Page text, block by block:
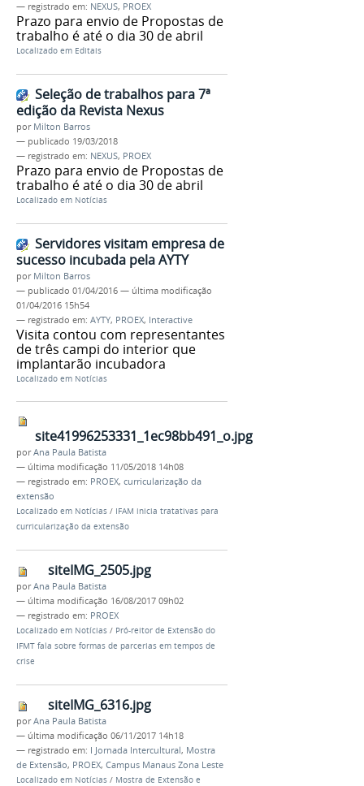
— registrado em: NEXUS, PROEX
Prazo para envio de Propostas de
trabalho é até o dia 30 de abril
Localizado em Editais
Seleção de trabalhos para 7ª
edição da Revista Nexus
por Milton Barros
— publicado 19/03/2018
— registrado em: NEXUS, PROEX
Prazo para envio de Propostas de
trabalho é até o dia 30 de abril
Localizado em Notícias
Servidores visitam empresa de
sucesso incubada pela AYTY
por Milton Barros
— publicado 01/04/2016 — última modificação
01/04/2016 15h54
— registrado em: AYTY, PROEX, Interactive
Visita contou com representantes
de três campi do interior que
implantarão incubadora
Localizado em Notícias
site41996253331_1ec98bb491_o.jpg
porAna Paula Batista
— última modificação 11/05/2018 14h08
— registrado em: PROEX, curricularização da
extensão
Localizado em Notícias / IFAM inicia tratativas para
curricularização da extensão
siteIMG_2505.jpg
porAna Paula Batista
— última modificação 16/08/2017 09h02
— registrado em: PROEX
Localizado em Notícias / Pró-reitor de Extensão do
IFMT fala sobre formas de parcerias em tempos de
crise
siteIMG_6316.jpg
porAna Paula Batista
— última modificação 06/11/2017 14h18
— registrado em: I Jornada Intercultural, Mostra
de Extensão, PROEX, Campus Manaus Zona Leste
Localizado em Notícias / Mostra de Extensão e